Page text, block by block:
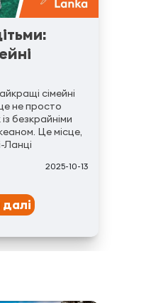
сімейні
не просто
безкрайніми
Це місце,
Ланці
можна поєднати
2025-10-13